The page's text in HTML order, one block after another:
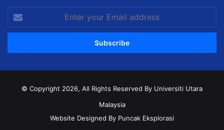
Enter
your
Email
© Copyright 2026, All Rights Reserved By Universiti Utara
Malaysia
Website Designed By Puncak Eksplorasi